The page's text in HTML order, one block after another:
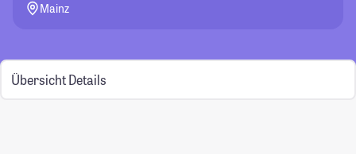
Mainz
Übersicht Details